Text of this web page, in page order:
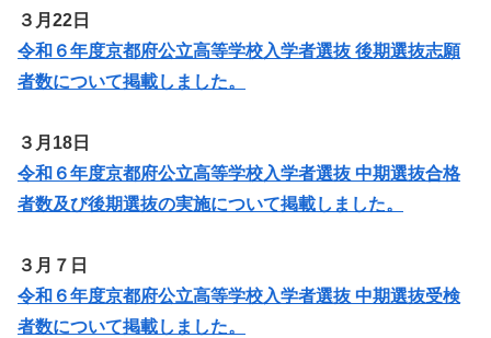
３月22日
令和６年度京都府公立高等学校入学者選抜 後期選抜志願
者数について掲載しました。
３月18日
令和６年度京都府公立高等学校入学者選抜 中期選抜合格
者数及び後期選抜の実施について掲載しました。
３月７日
令和６年度京都府公立高等学校入学者選抜 中期選抜受検
者数について掲載しました。